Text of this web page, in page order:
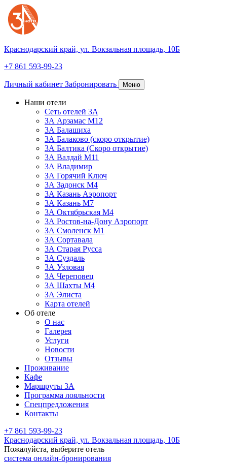
Краснодарский край, ул. Вокзальная площадь, 10Б
+7 861 593-99-23
Личный кабинет Забронировать Меню
Наши отели
Сеть отелей 3А
ЗА Арзамас М12
3А Балашиха
3А Балаково (скоро открытие)
3А Балтика (Скоро открытие)
3А Валдай М11
3А Владимир
ЗА Горячий Ключ
3А Задонск М4
3А Казань Аэропорт
3А Казань M7
3А Октябрьская М4
3А Ростов-на-Дону Аэропорт
ЗА Смоленск М1
ЗА Сортавала
3А Старая Русса
3А Суздаль
3А Узловая
3А Череповец
3А Шахты М4
ЗА Элиста
Карта отелей
Об отеле
О нас
Галерея
Услуги
Новости
Отзывы
Проживание
Кафе
Маршруты 3А
Программа лояльности
Спецпредложения
Контакты
+7 861 593-99-23
Краснодарский край, ул. Вокзальная площадь, 10Б
Пожалуйста, выберите отель
система онлайн-бронирования